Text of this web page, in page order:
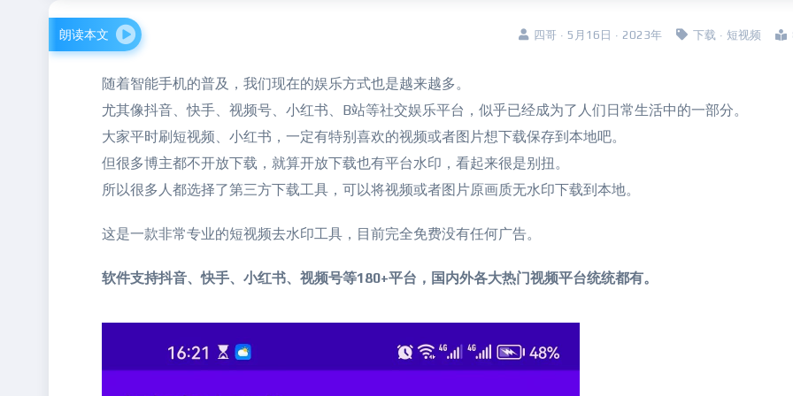
四哥 · 5月16日 · 2023年 下载· 短视频
朗读本文
随着智能手机的普及，我们现在的娱乐方式也是越来越多。
尤其像抖音、快手、视频号、小红书、B站等社交娱乐平台，似乎已经成为了人们日常生活中的一部分。
大家平时刷短视频、小红书，一定有特别喜欢的视频或者图片想下载保存到本地吧。
但很多博主都不开放下载，就算开放下载也有平台水印，看起来很是别扭。
所以很多人都选择了第三方下载工具，可以将视频或者图片原画质无水印下载到本地。
这是一款非常专业的短视频去水印工具，目前完全免费没有任何广告。
软件支持抖音、快手、小红书、视频号等180+平台，国内外各大热门视频平台统统都有。